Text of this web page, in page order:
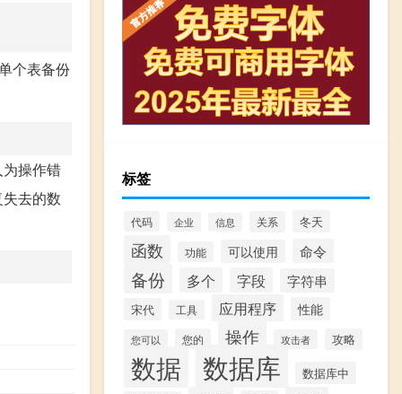
个表备份
操作错
去的数
标签
代码 企业 信息 关系 冬天
函数 功能 可以使用 命令
备份 多个 字段 字符串
宋代 工具 应用程序 性能
您可以 您的 操作 攻击者 攻略
数据 数据库 数据库中